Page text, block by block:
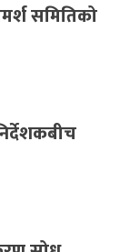
समितिको